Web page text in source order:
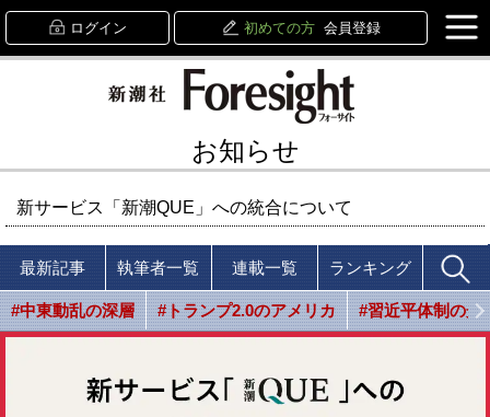
ログイン 初めての方 会員登録
お知らせ
新サービス「新潮QUE」への統合について
最新記事 執筆者一覧 連載一覧 ランキング
#中東動乱の深層 #トランプ2.0のアメリカ #習近平体制の光